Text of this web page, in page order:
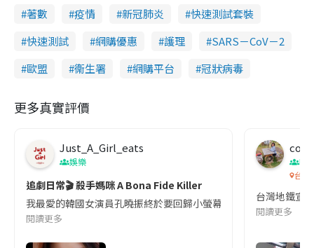
著數 疫情 新冠肺炎
快速測試套裝
快速測試
網購優惠 護理
SARS－CoV－2
歐盟
衞生署 網購平台 冠狀病毒
更多真實評價
Just_A_Girl_eats
娛樂
追劇日常🎬 殺手媽咪 A Bona Fide Killer
我最愛的韓國女演員孔曉振終於要回歸小螢幕啦!這次的劇本改編
閱讀更多
co
吹
台灣
台灣地鐵宣
閱讀更多